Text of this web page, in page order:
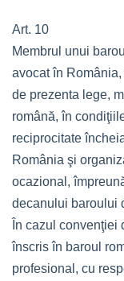
Art. 10
Membrul unui
avocat în
de prezenta lege,
română, în
reciprocitate
România şi
ocazional,
decanului baroului
În cazul convenţiei
înscris în baroul
profesional, cu